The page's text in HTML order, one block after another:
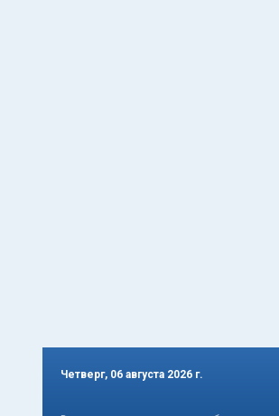
Четверг, 06 августа 2026 г.